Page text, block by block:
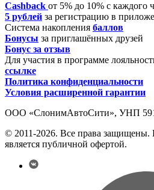
Cashback от 5% до 10% с каждого
5 рублей за регистрацию в
Система накопления баллов
Бонусы за приглашённых друзей
Бонус за отзыв
Для участия в программе
ссылке
Политика конфиденциальности
Условия расширенной гарантии
ООО «СлонимАвтоСити», УНП
© 2011-2026. Все права защищены.
является публичной офертой.